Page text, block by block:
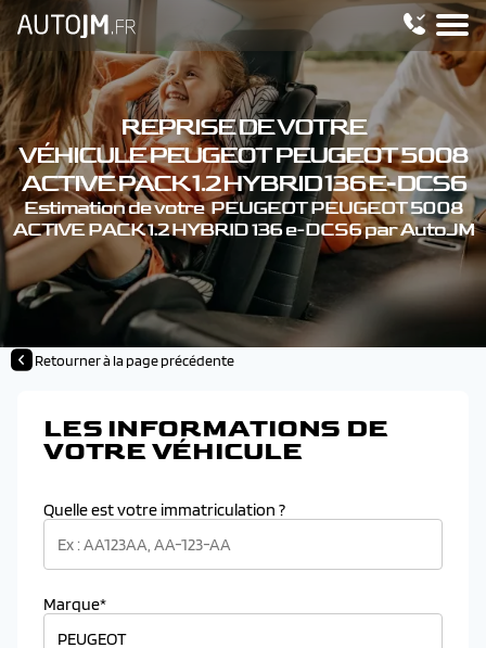
REPRISE DE VOTRE
VÉHICULE PEUGEOT PEUGEOT 5008
ACTIVE PACK 1.2 HYBRID 136 E-DCS6
Estimation de votre PEUGEOT PEUGEOT 5008
ACTIVE PACK 1.2 HYBRID 136 e-DCS6 par AutoJM
Retourner à la page précédente
LES INFORMATIONS DE
VOTRE VÉHICULE
Quelle est votre immatriculation ?
Marque*